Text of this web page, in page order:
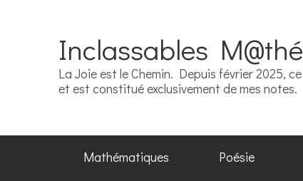
Inclassables
La Joie est le Chemin. Depuis février 2025,
et est constitué exclusivement de mes notes.
Mathématiques Poésie